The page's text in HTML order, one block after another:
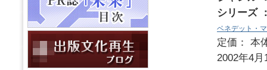
シリーズ
ベネデット・
定価：
2002年4月